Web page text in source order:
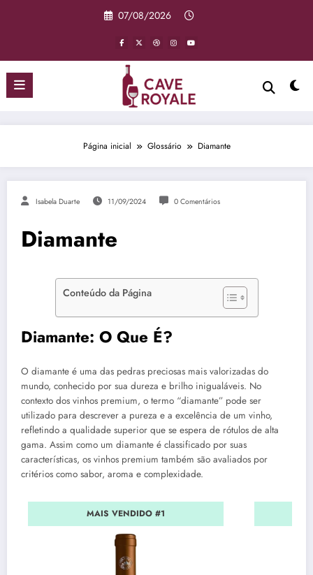
07/08/2026
Página inicial Glossário Diamante
Isabela Duarte 11/09/2024 0 Comentários
Diamante
Conteúdo da Página
Diamante: O Que É?
O diamante é uma das pedras preciosas mais valorizadas do
mundo, conhecido por sua dureza e brilho inigualáveis. No
contexto dos vinhos premium, o termo “diamante” pode ser
utilizado para descrever a pureza e a excelência de um vinho,
refletindo a qualidade superior que se espera de rótulos de alta
gama. Assim como um diamante é classificado por suas
características, os vinhos premium também são avaliados por
critérios como sabor, aroma e complexidade.
MAIS VENDIDO #1